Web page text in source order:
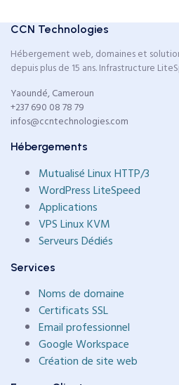
CCN Technologies
Hébergement web, domaines et
depuis plus de 15 ans. Infrastructure
Yaoundé, Cameroun
+237 690 08 78 79
infos@ccntechnologies.com
Hébergements
Mutualisé Linux HTTP/3
WordPress LiteSpeed
Applications
VPS Linux KVM
Serveurs Dédiés
Services
Noms de domaine
Certificats SSL
Email professionnel
Google Workspace
Création de site web